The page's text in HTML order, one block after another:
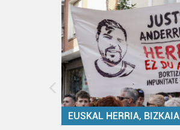
EUSKAL HERRIA, BIZKAIA